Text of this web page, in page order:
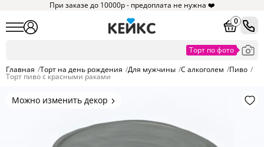
При заказе до 10000р - предоплата не нужна ❤️
0
Главная /Торт на день рождения /Для мужчины /С алкоголем /Пиво /
Торт пиво с красными раками
Можно изменить декор